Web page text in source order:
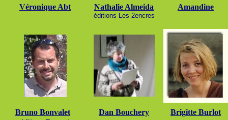
Véronique Abt Nathalie Almeida
éditions Les 2encres
Amandine
Bruno Bonvalet Dan Bouchery Brigitte Burlot